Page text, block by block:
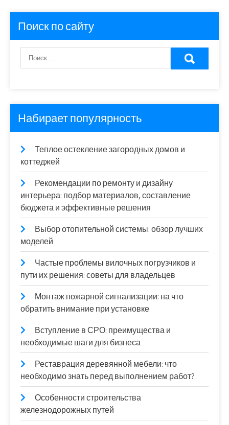
Поиск по сайту
Набирает популярность
Теплое остекление загородных домов и
коттеджей
Рекомендации по ремонту и дизайну
интерьера: подбор материалов, составление
бюджета и эффективные решения
Выбор отопительной системы: обзор лучших
моделей
Частые проблемы вилочных погрузчиков и
пути их решения: советы для владельцев
Монтаж пожарной сигнализации: на что
обратить внимание при установке
Вступление в СРО: преимущества и
необходимые шаги для бизнеса
Реставрация деревянной мебели: что
необходимо знать перед выполнением работ?
Особенности строительства
железнодорожных путей